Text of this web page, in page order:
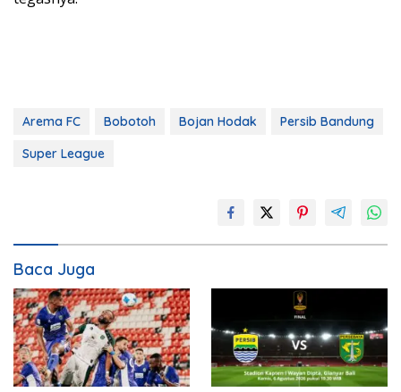
Arema FC Bobotoh Bojan Hodak
Persib Bandung
Super League
Baca Juga